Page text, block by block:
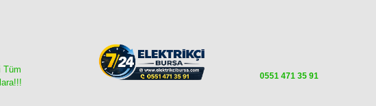
Tüm
0551 471 35 91